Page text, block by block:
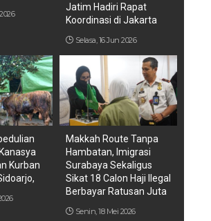
Jatim Hadiri Rapat
Koordinasi di Jakarta
Selasa, 16 Jun 2026
Kurban
Makkah Route Tanpa
Hambatan, Imigrasi
Surabaya Sekaligus
Sikat 18 Calon Haji Ilegal
Berbayar Ratusan Juta
Senin, 18 Mei 2026